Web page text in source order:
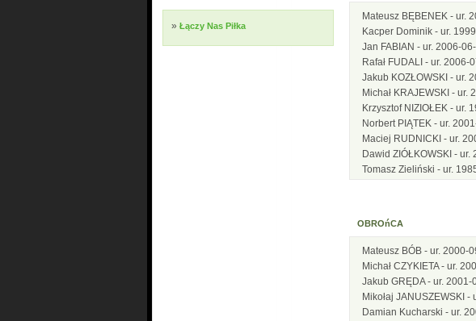
» Łączy Nas Piłka
Mateusz BĘBENEK - ur.
Kacper Dominik - ur.
Jan FABIAN - ur. 2006-
Rafał FUDALI - ur. 2006-
Jakub KOZŁOWSKI - ur.
Michał KRAJEWSKI - ur.
Krzysztof NIZIOŁEK - ur.
Norbert PIĄTEK - ur.
Maciej RUDNICKI - ur.
Dawid ZIÓŁKOWSKI - ur.
Tomasz Zieliński - ur.
OBROńCA
Mateusz BÓB - ur. 2000-
Michał CZYKIETA - ur.
Jakub GRĘDA - ur. 2001-
Mikołaj JANUSZEWSKI -
Damian Kucharski - ur.